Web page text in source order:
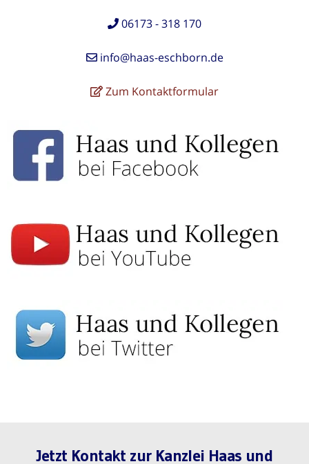
06173 - 318 170
info@haas-eschborn.de
Zum Kontaktformular
Jetzt Kontakt zur Kanzlei Haas und